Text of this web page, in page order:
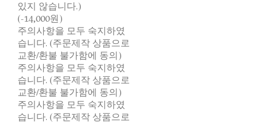
있지 않습니다.)
(-14,000원)
주의사항을 모두 숙지하였
습니다. (주문제작 상품으로
교환/환불 불가함에 동의)
주의사항을 모두 숙지하였
습니다. (주문제작 상품으로
교환/환불 불가함에 동의)
주의사항을 모두 숙지하였
습니다. (주문제작 상품으로